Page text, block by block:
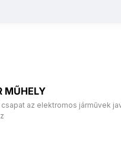
MŰHELY
az elektromos járművek